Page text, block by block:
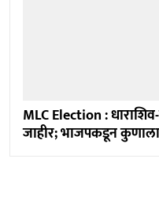
MLC Election :
जाहीर; भाजपकडून कुणाला